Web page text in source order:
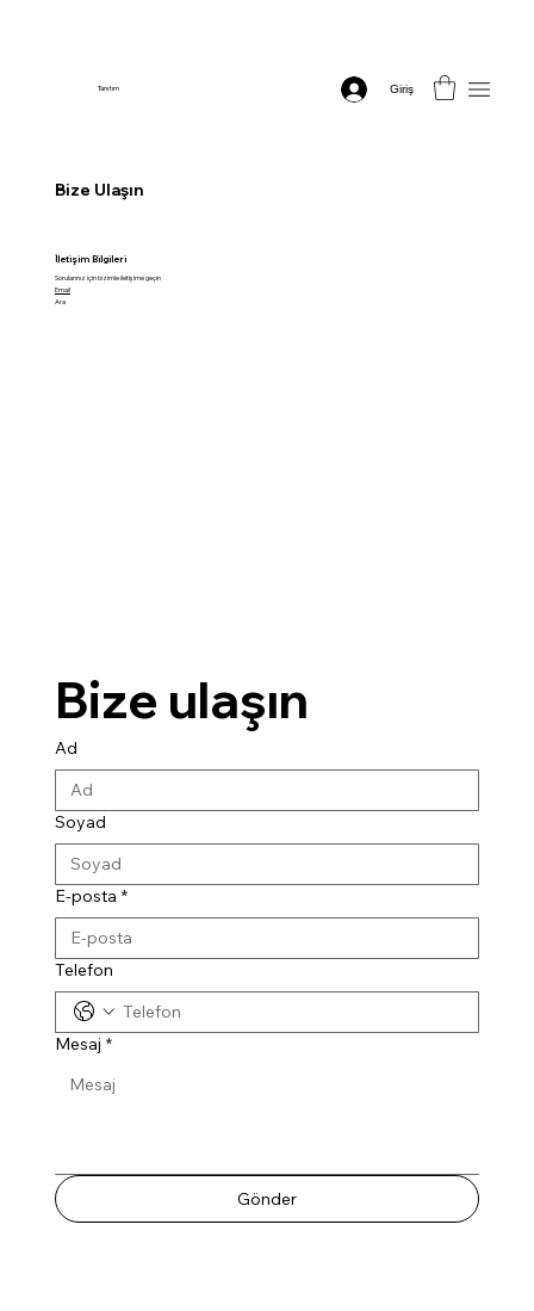
Giriş
Tanıtım
Bize Ulaşın
İletişim Bilgileri
Sorularınız için bizimle iletişime geçin
Email
Ara
Bize ulaşın
Ad
Soyad
E-posta *
Telefon
Mesaj *
Gönder